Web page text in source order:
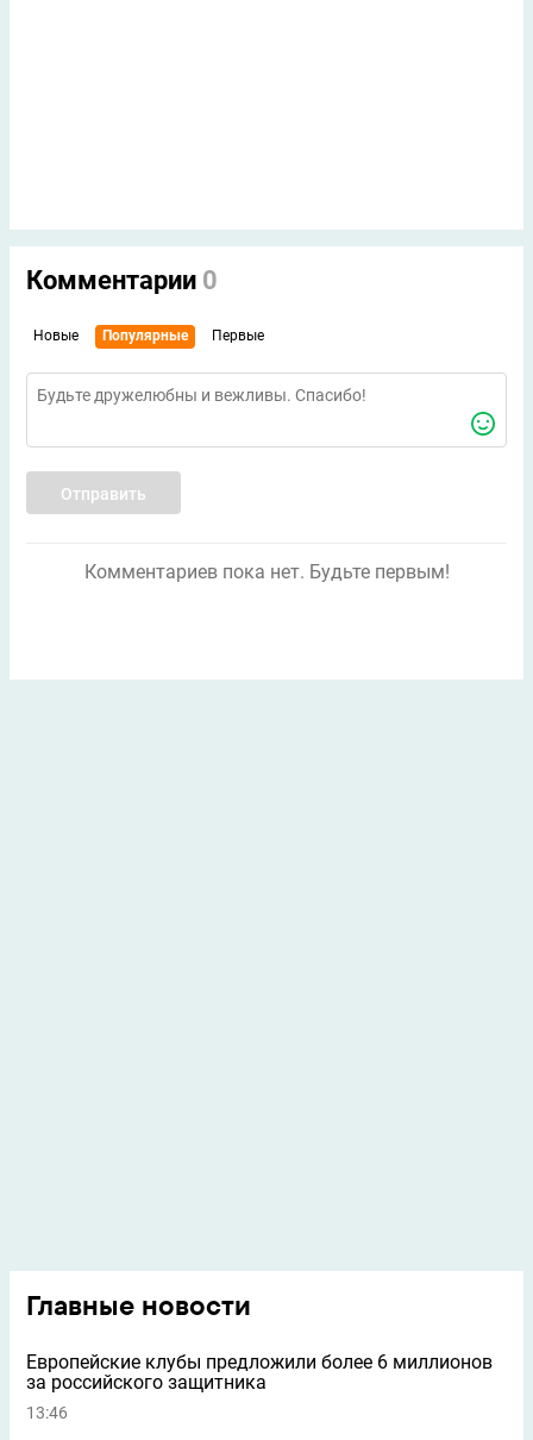
Комментарии 0
Новые Популярные Первые
Отправить
Комментариев пока нет. Будьте первым!
Главные новости
Европейские клубы предложили более 6 миллионов
за российского защитника
13:46